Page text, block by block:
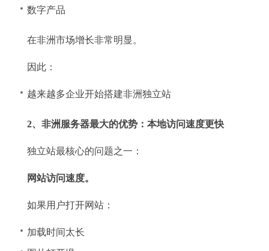
数字产品
在非洲市场增长非常明显。
因此：
越来越多企业开始搭建非洲独立站
2、非洲服务器最大的优势：本地访问速度更快
独立站最核心的问题之一：
网站访问速度。
如果用户打开网站：
加载时间太长